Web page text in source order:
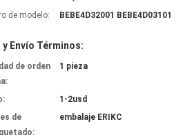
de modelo:
BEBE4D32001 BEBE4D03101
y Envío Términos:
de orden
1 pieza
1-2usd
de
embalaje ERIKC